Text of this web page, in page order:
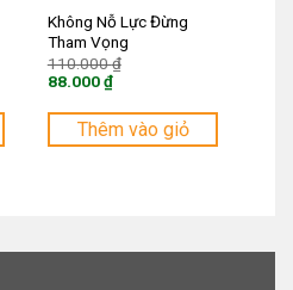
Không Nỗ Lực Đừng
Tham Vọng
110.000₫
110.000 ₫.
88.000₫
hiện
là:
Thêm vào giỏ